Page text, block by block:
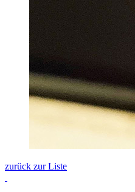
zurück zur Liste